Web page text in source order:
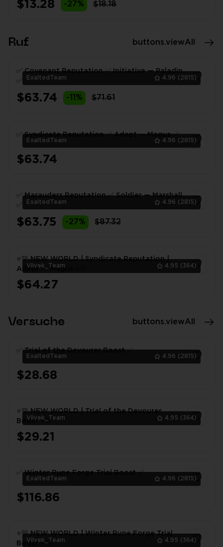
$13.28 -27% $18.18
Ruf buttons.viewAll
ExaltedTeam 4.96 (2815)
✅ Covenant Reputation ✅ Initiative — Paladin
$63.74 -11% $71.61
ExaltedTeam 4.96 (2815)
✅ Syndicate Reputation ✅ Adept — Magus ✅
$63.74
ExaltedTeam 4.96 (2815)
✅ Marauders Reputation ✅ Soldier — Marshall
$63.75 -27% $87.32
Vilvek_Team 4.95 (364)
⭐💛 NEW WORLD | Syndicate Reputation |
Adept — Magus ⭐💛
$64.27
Versuche buttons.viewAll
ExaltedTeam 4.96 (2815)
✅ Trial of the Devourer Boost ✅
$28.68
Vilvek_Team 4.95 (364)
⭐💛 NEW WORLD | Trial of the Devourer
Boost ⭐💛
$29.21
ExaltedTeam 4.96 (2815)
✅ Winter Rune Forge Trial Boost ✅
$116.86
Vilvek_Team 4.95 (364)
⭐💛 NEW WORLD | Winter Rune Forge Trial
Boost ⭐💛